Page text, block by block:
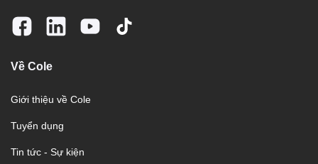
Về Cole
Giới thiệu về Cole
Tuyển dụng
Tin tức - Sự kiện